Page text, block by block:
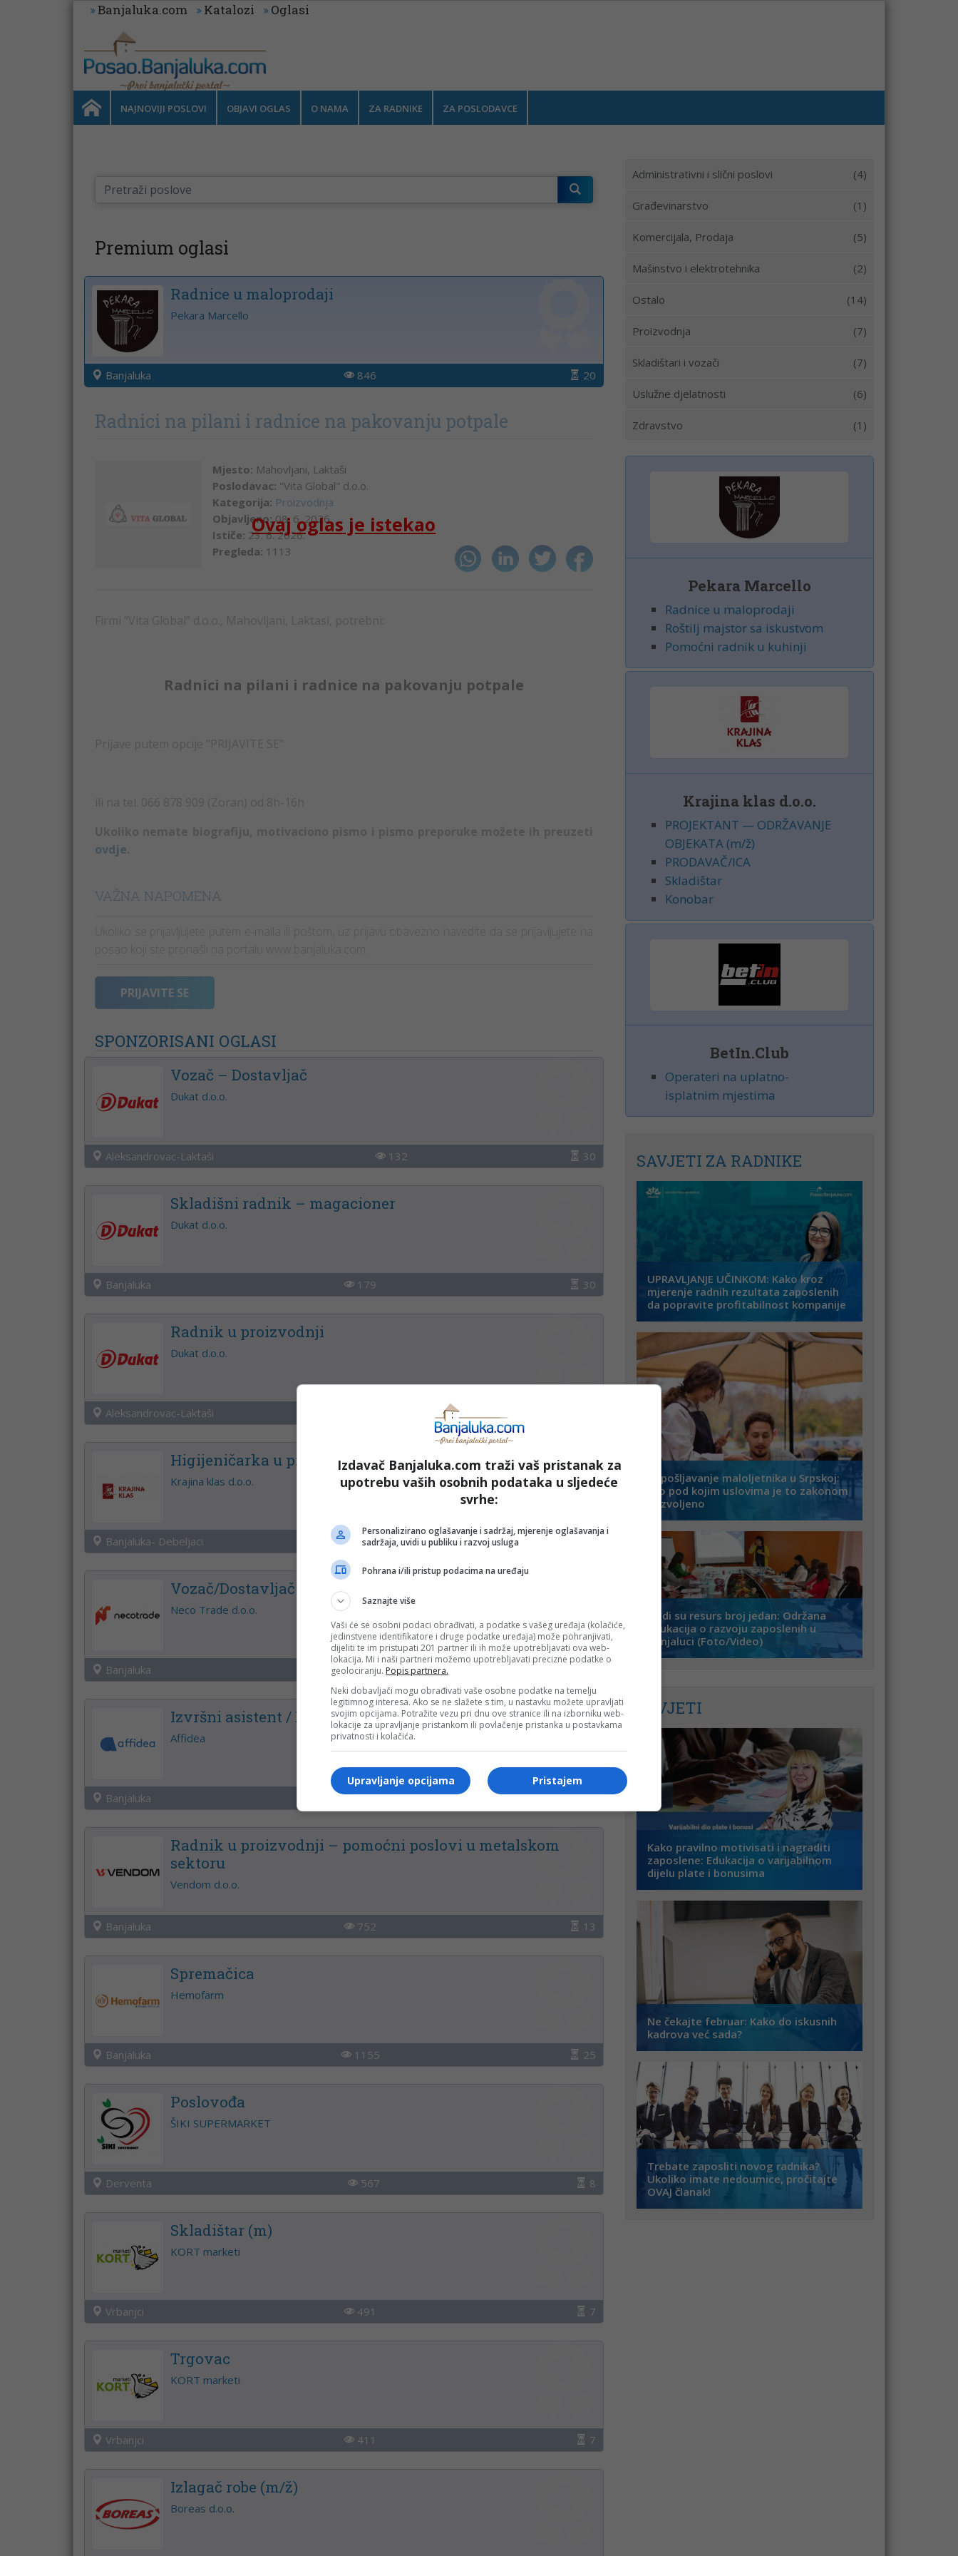
Banjaluka.com Katalozi Oglasi
NAJNOVIJI POSLOVI OBJAVI OGLAS O NAMA ZA RADNIKE ZA POSLODAVCE
Premium oglasi
Radnice u maloprodaji
Pekara Marcello
Banjaluka 846 20
Ovaj oglas je istekao
Radnici na pilani i radnice na pakovanju potpale
Mjesto: Mahovljani, Laktaši
Poslodavac: "Vita Global" d.o.o.
Kategorija: Proizvodnja
Objavljeno:08. 6. 2026.
Ističe: 23. 6. 2026.
Pregleda: 1113
Radnici na pilani i radnice na pakovanju potpale
ovdje
VAŽNA NAPOMENA
PRIJAVITE SE
SPONZORISANI OGLASI
Vozač – Dostavljač
Dukat d.o.o.
Aleksandrovac-Laktaši 132 30
Skladišni radnik – magacioner
Dukat d.o.o.
Banjaluka 179 30
Radnik u proizvodnji
Dukat d.o.o.
Aleksandrovac-Laktaši
Higijeničarka u proizvodnom pogonu
Krajina klas d.o.o.
Banjaluka- Debeljaci 187
Vozač/Dostavljač
Neco Trade d.o.o.
Banjaluka 441
Izvršni asistent / Executive Assistant
Affidea
Banjaluka 851 29
Radnik u proizvodnji – pomoćni poslovi u metalskom
sektoru
Vendom d.o.o.
Banjaluka 752 13
Spremačica
Hemofarm
Banjaluka 1155 25
Poslovođa
ŠIKI SUPERMARKET
Derventa 567 8
Skladištar (m)
KORT marketi
Vrbanjci 491 7
Trgovac
KORT marketi
Vrbanjci 411 7
Izlagač robe (m/ž)
Boreas d.o.o.
Administrativni i slični poslovi (4)
Građevinarstvo (1)
Komercijala, Prodaja (5)
Mašinstvo i elektrotehnika (2)
Ostalo (14)
Proizvodnja (7)
Skladištari i vozači (7)
Uslužne djelatnosti (6)
Zdravstvo (1)
Pekara Marcello
Radnice u maloprodaji
Roštilj majstor sa iskustvom
Pomoćni radnik u kuhinji
Krajina klas d.o.o.
PROJEKTANT — ODRŽAVANJE
OBJEKATA (m/ž)
PRODAVAČ/ICA
Skladištar
Konobar
BetIn.Club
Operateri na uplatno-
isplatnim mjestima
SAVJETI ZA RADNIKE
UPRAVLJANJE UČINKOM: Kako kroz
mjerenje radnih rezultata zaposlenih
da popravite profitabilnost kompanije
Zapošljavanje maloljetnika u Srpskoj:
Evo pod kojim uslovima je to zakonom
dozvoljeno
Ljudi su resurs broj jedan: Održana
edukacija o razvoju zaposlenih u
Banjaluci (Foto/Video)
SAVJETI
Kako pravilno motivisati i nagraditi
zaposlene: Edukacija o varijabilnom
dijelu plate i bonusima
Ne čekajte februar: Kako do iskusnih
kadrova već sada?
Trebate zaposliti novog radnika?
Ukoliko imate nedoumice, pročitajte
OVAJ članak!
Izdavač Banjaluka.com traži vaš pristanak za
upotrebu vaših osobnih podataka u sljedeće
svrhe:
Personalizirano oglašavanje i sadržaj, mjerenje oglašavanja i
sadržaja, uvidi u publiku i razvoj usluga
Pohrana i/ili pristup podacima na uređaju
Saznajte više
Vaši će se osobni podaci obrađivati, a podatke s vašeg uređaja (kolačiće,
jedinstvene identifikatore i druge podatke uređaja) može pohranjivati,
dijeliti te im pristupati 201 partner ili ih može upotrebljavati ova web-
lokacija. Mi i naši partneri možemo upotrebljavati precizne podatke o
geolociranju. Popis partnera.
Neki dobavljači mogu obrađivati vaše osobne podatke na temelju
legitimnog interesa. Ako se ne slažete s tim, u nastavku možete upravljati
svojim opcijama. Potražite vezu pri dnu ove stranice ili na izborniku web-
lokacije za upravljanje pristankom ili povlačenje pristanka u postavkama
privatnosti i kolačića.
Pristajem
Upravljanje opcijama